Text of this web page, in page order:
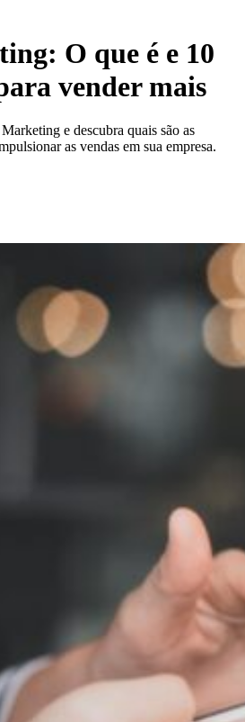
O que é e 10
vender mais
e descubra quais são as
as vendas em sua empresa.